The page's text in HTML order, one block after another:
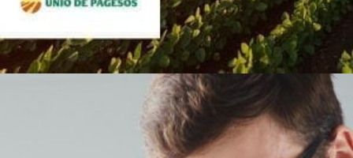
Sector: